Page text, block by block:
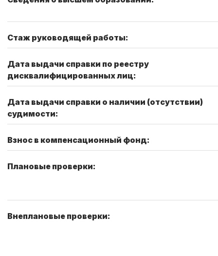
Стаж руководящей работы:
Дата выдачи справки по реестру
дисквалифицированных лиц:
Дата выдачи справки о наличии (отсутствии)
судимости:
Взнос в компенсационный фонд:
Плановые проверки:
Внеплановые проверки: